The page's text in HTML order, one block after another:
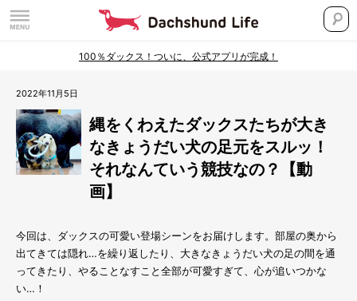
100％ダックス！ついに、公式アプリが完成！
2022年11月5日
縄をくわえたダックスたちが大き
なきょうだい犬の足元をスルッ！
それなんていう競技なの？【動
画】
今回は、ダックスの可愛い登場シーンをお届けします。部屋の奥から
出てきては隠れ…を繰り返したり、大きなきょうだい犬の足の間を通
ってきたり、やることなすこと全部が可愛すぎて、心が追いつかな
い…！